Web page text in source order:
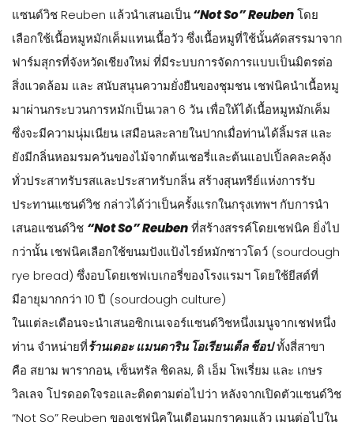
แซนด์วิช Reuben แล้วนำเสนอเป็น“Not So” Reubenโดย
เลือกใช้เนื้อหมูหมักเค็มแทนเนื้อวัว ซึ่งเนื้อหมูที่ใช้นั้นคัดสรรมาจาก
ฟาร์มสุกรที่จังหวัดเชียงใหม่ ที่มีระบบการจัดการแบบเป็นมิตรต่อ
สิ่งแวดล้อม และ สนับสนุนความยั่งยืนของชุมชน เชฟนิคนำเนื้อหมู
มาผ่านกระบวนการหมักเป็นเวลา 6 วัน เพื่อให้ได้เนื้อหมูหมักเค็ม
ซึ่งจะมีความนุ่มเนียน เสมือนละลายในปากเมื่อท่านได้ลิ้มรส และ
ยังมีกลิ่นหอมรมควันของไม้จากต้นเชอรี่และต้นแอปเปิ้ลคละคลุ้ง
ทั่วประสาทรับรสและประสาทรับกลิ่น สร้างสุนทรีย์แห่งการรับ
ประทานแซนด์วิช กล่าวได้ว่าเป็นครั้งแรกในกรุงเทพฯ กับการนำ
เสนอแซนด์วิช “Not So” Reubenที่สร้างสรรค์โดยเชฟนิค ยิ่งไป
กว่านั้น เชฟนิคเลือกใช้ขนมปังแป้งไรย์หมักซาวโดว์ (sourdough
rye bread) ซึ่งอบโดยเชฟเบเกอรี่ของโรงแรมฯ โดยใช้ยีสต์ที่
มีอายุมากกว่า 10 ปี (sourdough culture)
ในแต่ละเดือนจะนำเสนอซิกเนเจอร์แซนด์วิชหนึ่งเมนูจากเชฟหนึ่ง
ท่าน จำหน่ายที่ร้านเดอะ แมนดาริน โอเรียนเต็ล ช็อปทั้งสี่สาขา
คือ สยาม พารากอน, เซ็นทรัล ชิดลม, ดิ เอ็ม โพเรี่ยม และ เกษร
วิลเลจ โปรดอดใจรอและติดตามต่อไปว่า หลังจากเปิดตัวแซนด์วิช
“Not So” Reuben ของเชฟนิคในเดือนมกราคมแล้ว เมนูต่อไปใน